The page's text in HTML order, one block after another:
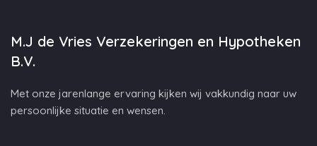
M.J de Vries Verzekeringen en Hypotheken
B.V.
Met onze jarenlange ervaring kijken wij vakkundig naar uw
persoonlijke situatie en wensen.